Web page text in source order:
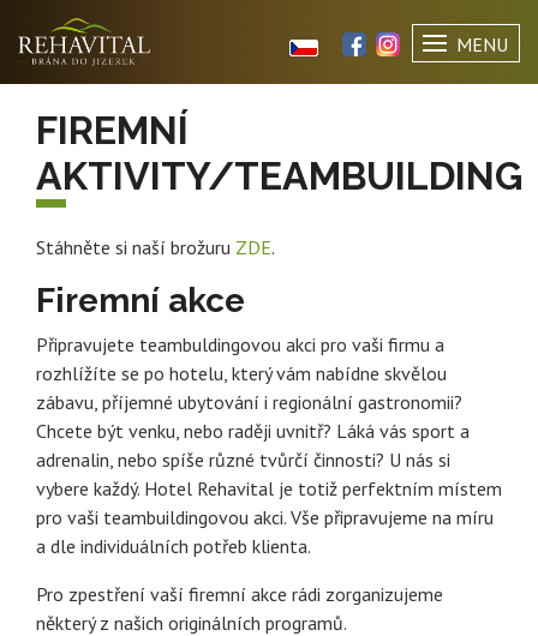
MENU
FIREMNÍ
AKTIVITY/TEAMBUILDING
Stáhněte si naší brožuru ZDE.
Firemní akce
Připravujete teambuldingovou akci pro vaši firmu a
rozhlížíte se po hotelu, který vám nabídne skvělou
zábavu, příjemné ubytování i regionální gastronomii?
Chcete být venku, nebo raději uvnitř? Láká vás sport a
adrenalin, nebo spíše různé tvůrčí činnosti? U nás si
vybere každý. Hotel Rehavital je totiž perfektním místem
pro vaši teambuildingovou akci. Vše připravujeme na míru
a dle individuálních potřeb klienta.
Pro zpestření vaší firemní akce rádi zorganizujeme
některý z našich originálních programů.